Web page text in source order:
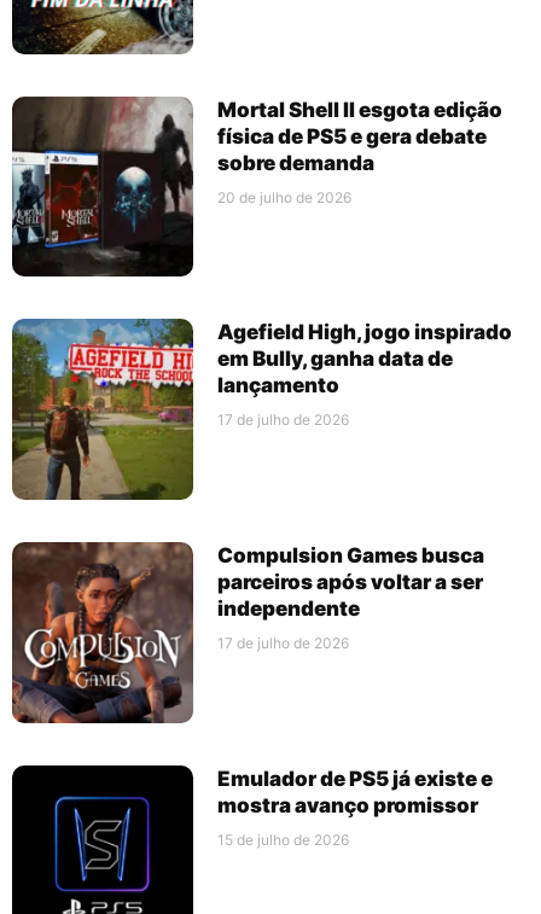
Mortal Shell II esgota edição
física de PS5 e gera debate
sobre demanda
20 de julho de 2026
Agefield High, jogo inspirado
em Bully, ganha data de
lançamento
17 de julho de 2026
Compulsion Games busca
parceiros após voltar a ser
independente
17 de julho de 2026
Emulador de PS5 já existe e
mostra avanço promissor
15 de julho de 2026